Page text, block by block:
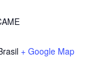
+ Google Map